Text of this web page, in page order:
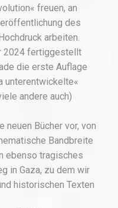
freuen, an
des
arbeiten.
2024 fertiggestellt
die erste Auflage
unterentwickelte«
andere auch)
neuen Bücher vor, von
Bandbreite
ebenso tragisches
in Gaza, zu dem wir
historischen Texten